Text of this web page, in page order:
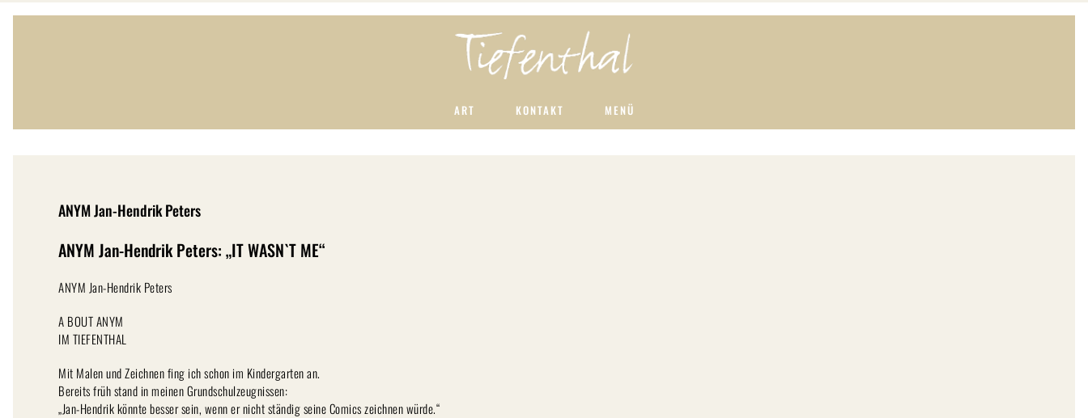
ART KONTAKT MENÜ
ANYM Jan-Hendrik Peters
ANYM Jan-Hendrik Peters: „IT WASN`T ME“
ANYM Jan-Hendrik Peters
A BOUT ANYM
IM TIEFENTHAL
Mit Malen und Zeichnen fing ich schon im Kindergarten an.
Bereits früh stand in meinen Grundschulzeugnissen:
„Jan-Hendrik könnte besser sein, wenn er nicht ständig seine Comics zeichnen würde.“